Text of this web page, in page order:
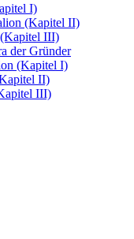
I)
(Kapitel II)
III)
der Gründer
(Kapitel I)
II)
III)